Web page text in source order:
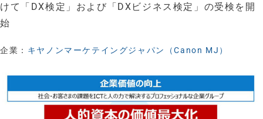
けて「DX検定」および「DXビジネス検定」の受検を開
始
企業： キヤノンマーケテイングジャパン（Canon MJ）